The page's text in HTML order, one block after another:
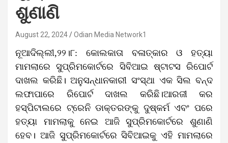
ଶୁଣାଣି
August 22, 2024 Odian Media Network1
ନୂଆଦିଲ୍ଲୀ,୨୨।୮: କୋଲକାତା ବଳାତ୍କାର ଓ ହତ୍ୟା
ମାମଲାରେ ସୁପ୍ରିମକୋର୍ଟରେ ସିବିଆଇ ଷ୍ଟାଟସ ରିପୋର୍ଟ
ଦାଖଲ କରିଛି। ଅନୁସନ୍ଧାନକାରୀ ସଂସ୍ଥା ଏକ ସିଲ ବନ୍ଦ
ଲଫାପାରେ ରିପୋର୍ଟ ଦାଖଲ କରିଛି।ଆରଜୀ କର
ହସ୍ପିଟାଲରେ ଟ୍ରେନି ଡାକ୍ତରଙ୍କୁ ଦୁଷ୍କର୍ମ ଏବଂ ପରେ
ହତ୍ୟା ମାମଲାକୁ ନେଇ ଆଜି ସୁପ୍ରିମକୋର୍ଟରେ ଶୁଣାଣି
ହେବ। ଆଜି ସୁପ୍ରିମକୋର୍ଟରେ ସିବିଆଇକୁ ଏହି ମାମଲାରେ